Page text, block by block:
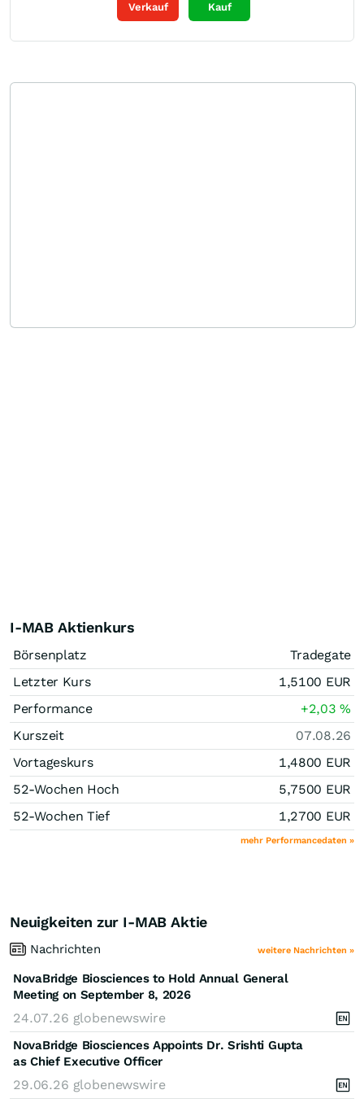
Verkauf Kauf
I-MAB Aktienkurs
Börsenplatz
Tradegate
Letzter Kurs
1,5100 EUR
Performance
+2,03%
Kurszeit
07.08.26
Vortageskurs
1,4800 EUR
52-Wochen Hoch
5,7500 EUR
52-Wochen Tief
1,2700 EUR
mehr Performancedaten »
Neuigkeiten zur I-MAB Aktie
Nachrichten weitere Nachrichten »
NovaBridge Biosciences to Hold Annual General
Meeting on September 8, 2026
24.07.26 globenewswire
NovaBridge Biosciences Appoints Dr. Srishti Gupta
as Chief Executive Officer
29.06.26 globenewswire